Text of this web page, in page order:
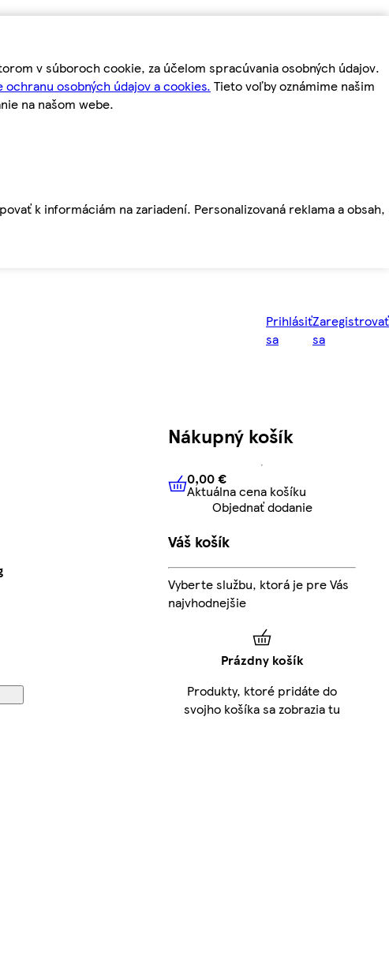
v súboroch cookie, za účelom spracúvania osobných údajov.
ochranu osobných údajov a cookies. Tieto voľby oznámime našim
na našom webe.
k informáciám na zariadení. Personalizovaná reklama a obsah,
Prihlásiť
sa
Zaregistrovať
sa
Nákupný košík
0,00 € Aktuálna cena košíku
0,00 €
Aktuálna cena košíku
Objednať dodanie
Váš košík
Vyberte službu, ktorá je pre Vás
najvhodnejšie
Prázdny košík
Produkty, ktoré pridáte do
svojho košíka sa zobrazia tu